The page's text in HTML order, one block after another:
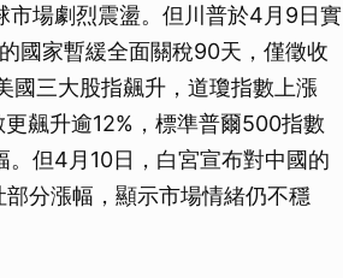
場劇烈震盪。但川普於4月9日實
國家暫緩全面關稅90天，僅徵收
國三大股指飆升，道瓊指數上漲
飆升逾12%，標準普爾500指數
。但4月10日，白宮宣布對中國的
分漲幅，顯示市場情緒仍不穩